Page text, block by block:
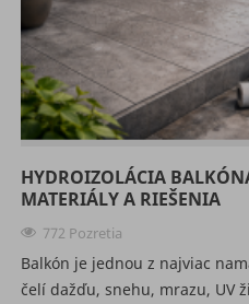
HYDROIZOLÁCIA
MATERIÁLY A RIEŠENIA
772 Pozretia
Balkón je jednou z najviac
čelí dažďu, snehu, mrazu, UV